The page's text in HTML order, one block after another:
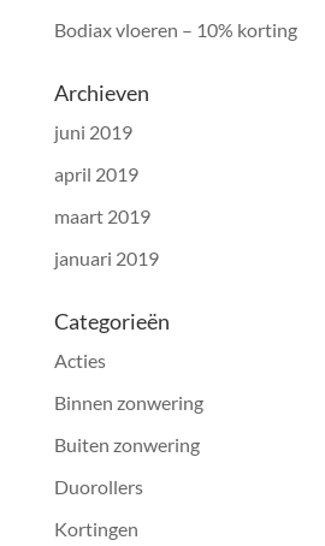
Bodiax vloeren – 10% korting
Archieven
juni 2019
april 2019
maart 2019
januari 2019
Categorieën
Acties
Binnen zonwering
Buiten zonwering
Duorollers
Kortingen